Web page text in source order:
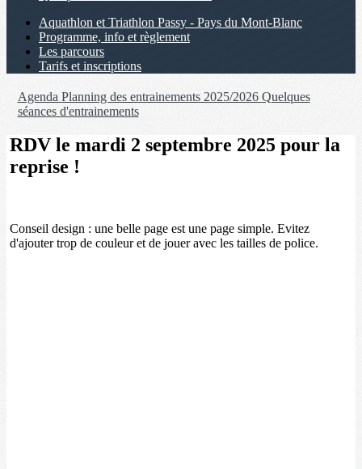
Aquathlon et Triathlon Passy - Pays du Mont-Blanc
Programme, info et règlement
Les parcours
Tarifs et inscriptions
Agenda Planning des entrainements 2025/2026 Quelques
séances d'entrainements
RDV le mardi 2 septembre 2025 pour la
reprise !
Conseil design : une belle page est une page simple. Evitez
d'ajouter trop de couleur et de jouer avec les tailles de police.